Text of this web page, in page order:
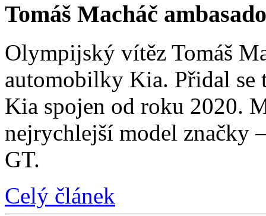
Tomáš Macháč
Olympijský vítěz Tomáš
automobilky Kia. Přidal se
Kia spojen od roku 2020.
nejrychlejší model značky
GT.
Celý článek